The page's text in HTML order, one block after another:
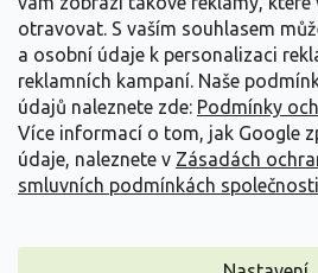
otravovat. S vaším souhlasem
a osobní údaje k personalizaci
reklamních kampaní. Naše
údajů naleznete zde: Podmínky
Více informací o tom, jak Google
údaje, naleznete v Zásadách
smluvních podmínkách
Vytvořil